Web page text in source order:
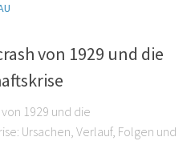
von 1929 und die
1929 und die
Ursachen, Verlauf, Folgen und